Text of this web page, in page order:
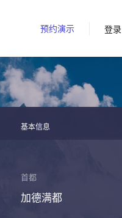
预约演示 登录
基本信息
首都
加德满都